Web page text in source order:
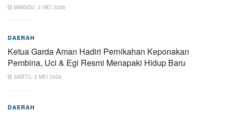
MINGGU, 3 MEI 2026
DAERAH
Ketua Garda Aman Hadiri Pernikahan Keponakan
Pembina, Uci & Egi Resmi Menapaki Hidup Baru
SABTU, 2 MEI 2026
DAERAH